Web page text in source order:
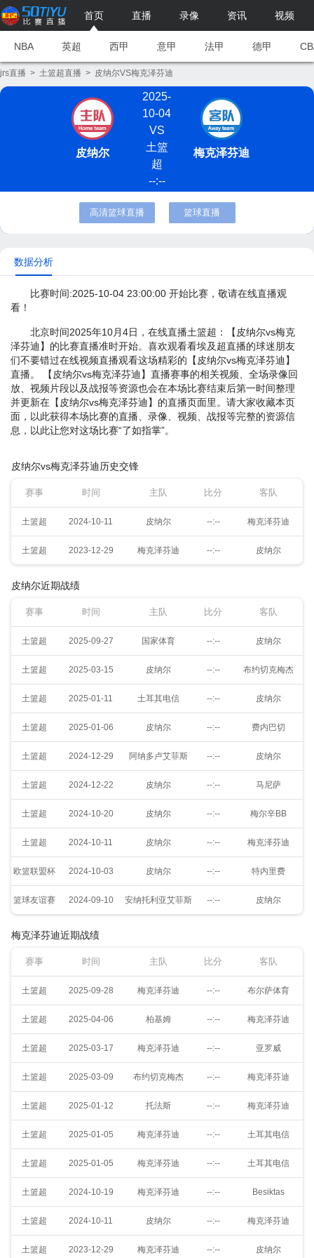
首页 直播 录像 资讯 视频
NBA 英超 西甲 意甲 法甲 德甲
jrs直播 > 土篮超直播 > 皮纳尔VS梅克泽芬迪
皮纳尔
2025-
10-04
VS
土篮
超
--:--
梅克泽芬迪
高清篮球直播 篮球直播
数据分析
比赛时间:2025-10-04 23:00:00 开始比赛，敬请在线直播观
看！
北京时间2025年10月4日，在线直播土篮超：【皮纳尔vs梅克
泽芬迪】的比赛直播准时开始。喜欢观看看埃及超直播的球迷朋友
们不要错过在线视频直播观看这场精彩的【皮纳尔vs梅克泽芬迪】
直播。 【皮纳尔vs梅克泽芬迪】直播赛事的相关视频、全场录像回
放、视频片段以及战报等资源也会在本场比赛结束后第一时间整理
并更新在【皮纳尔vs梅克泽芬迪】的直播页面里。请大家收藏本页
面，以此获得本场比赛的直播、录像、视频、战报等完整的资源信
息，以此让您对这场比赛“了如指掌”。
皮纳尔vs梅克泽芬迪历史交锋
赛事 时间 主队 比分 客队
土篮超 2024-10-11 皮纳尔 --:-- 梅克泽芬迪
土篮超 2023-12-29 梅克泽芬迪 --:-- 皮纳尔
皮纳尔近期战绩
赛事 时间 主队 比分 客队
土篮超 2025-09-27 国家体育 --:-- 皮纳尔
土篮超 2025-03-15 皮纳尔 --:-- 布约切克梅杰
土篮超 2025-01-11 土耳其电信 --:-- 皮纳尔
土篮超 2025-01-06 皮纳尔 --:-- 费内巴切
土篮超 2024-12-29 阿纳多卢艾菲斯 --:-- 皮纳尔
土篮超 2024-12-22 皮纳尔 --:-- 马尼萨
土篮超 2024-10-20 皮纳尔 --:-- 梅尔辛BB
土篮超 2024-10-11 皮纳尔 --:-- 梅克泽芬迪
欧篮联盟杯 2024-10-03 皮纳尔 --:-- 特内里费
篮球友谊赛 2024-09-10 安纳托利亚艾菲斯 --:-- 皮纳尔
梅克泽芬迪近期战绩
赛事 时间 主队 比分 客队
土篮超 2025-09-28 梅克泽芬迪 --:-- 布尔萨体育
土篮超 2025-04-06 柏基姆 --:-- 梅克泽芬迪
土篮超 2025-03-17 梅克泽芬迪 --:-- 亚罗威
土篮超 2025-03-09 布约切克梅杰 --:-- 梅克泽芬迪
土篮超 2025-01-12 托法斯 --:-- 梅克泽芬迪
土篮超 2025-01-05 梅克泽芬迪 --:-- 土耳其电信
土篮超 2025-01-05 梅克泽芬迪 --:-- 土耳其电信
土篮超 2024-10-19 梅克泽芬迪 --:-- Besiktas
土篮超 2024-10-11 皮纳尔 --:-- 梅克泽芬迪
土篮超 2023-12-29 梅克泽芬迪 --:-- 皮纳尔